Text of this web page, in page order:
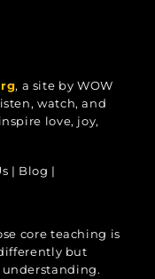
, a site by WOW
watch, and
love, joy,
| Blog |
core teaching is
but